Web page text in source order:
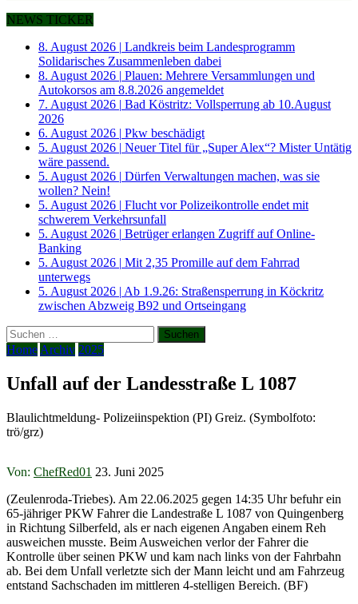
NEWS TICKER
8. August 2026 | Landkreis beim Landesprogramm
Solidarisches Zusammenleben dabei
8. August 2026 | Plauen: Mehrere Versammlungen und
Autokorsos am 8.8.2026 angemeldet
7. August 2026 | Bad Köstritz: Vollsperrung ab 10.August
2026
6. August 2026 | Pkw beschädigt
5. August 2026 | Neuer Titel für „Super Alex“? Mister Untätig
wäre passend.
5. August 2026 | Dürfen Verwaltungen machen, was sie
wollen? Nein!
5. August 2026 | Flucht vor Polizeikontrolle endet mit
schwerem Verkehrsunfall
5. August 2026 | Betrüger erlangen Zugriff auf Online-
Banking
5. August 2026 | Mit 2,35 Promille auf dem Fahrrad
unterwegs
5. August 2026 | Ab 1.9.26: Straßensperrung in Köckritz
zwischen Abzweig B92 und Ortseingang
Suchen
nach:
Home Archiv 2025
Unfall auf der Landesstraße L 1087
Blaulichtmeldung- Polizeiinspektion (PI) Greiz. (Symbolfoto:
trö/grz)
Von: ChefRed01 23. Juni 2025
(Zeulenroda-Triebes). Am 22.06.2025 gegen 14:35 Uhr befuhr ein
65-jähriger PKW Fahrer die Landestraße L 1087 von Quingenberg
in Richtung Silberfeld, als er nach eigenen Angaben einem Reh
ausweichen musste. Beim Ausweichen verlor der Fahrer die
Kontrolle über seinen PKW und kam nach links von der Fahrbahn
ab. Bei dem Unfall verletzte sich der Mann leicht und am Fahrzeug
entstand Sachschaden im mittleren 4-stelligen Bereich. (BF)